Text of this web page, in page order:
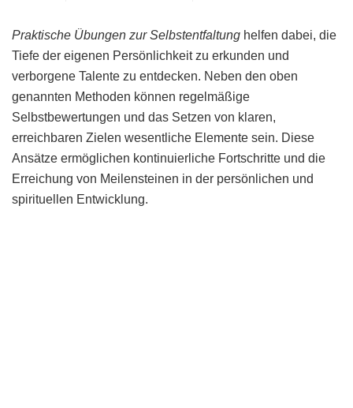
Praktische Übungen zur Selbstentfaltung helfen dabei, die
Tiefe der eigenen Persönlichkeit zu erkunden und
verborgene Talente zu entdecken. Neben den oben
genannten Methoden können regelmäßige
Selbstbewertungen und das Setzen von klaren,
erreichbaren Zielen wesentliche Elemente sein. Diese
Ansätze ermöglichen kontinuierliche Fortschritte und die
Erreichung von Meilensteinen in der persönlichen und
spirituellen Entwicklung.